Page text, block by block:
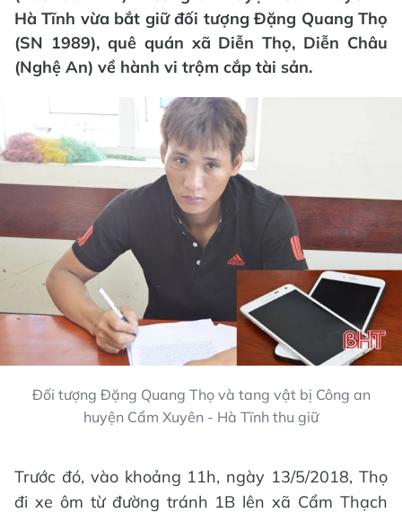
Hà Tĩnh vừa bắt giữ đối tượng Đặng Quang Thọ
(SN 1989), quê quán xã Diễn Thọ, Diễn Châu
(Nghệ An) về hành vi trộm cắp tài sản.
Đối tượng Đặng Quang Thọ và tang vật bị Công an
huyện Cẩm Xuyên - Hà Tĩnh thu giữ
Trước đó, vào khoảng 11h, ngày 13/5/2018, Thọ
đi xe ôm từ đường tránh 1B lên xã Cẩm Thạch